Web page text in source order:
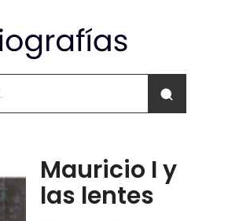
Mauricio I y
las lentes